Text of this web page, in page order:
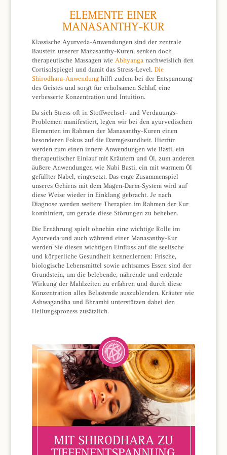
ELEMENTE EINER
MANASANTHY-KUR
Klassische Ayurveda-Anwendungen sind der zentrale
Baustein unserer Manasanthy-Kuren, senken doch
therapeutische Massagen wie Abhyanganachweislich den
Cortisolspiegel und damit das Stress-Level. Die
Shirodhara-Anwendunghilft zudem bei der Entspannung
des Geistes und sorgt für erholsamen Schlaf, eine
verbesserte Konzentration und Intuition.
Da sich Stress oft in Stoffwechsel- und Verdauungs-
Problemen manifestiert, legen wir bei den ayurvedischen
Elementen im Rahmen der Manasanthy-Kuren einen
besonderen Fokus auf die Darmgesundheit. Hierfür
werden zum einen innere Anwendungen wie Basti, ein
therapeutischer Einlauf mit Kräutern und Öl, zum anderen
äußere Anwendungen wie Nabi Basti, ein mit warmem Öl
gefüllter Nabel, eingesetzt. Das enge Zusammenspiel
unseres Gehirns mit dem Magen-Darm-System wird auf
diese Weise wieder in Einklang gebracht. Je nach
Diagnose werden weitere Therapien im Rahmen der Kur
kombiniert, um gerade diese Störungen zu beheben.
Die Ernährung spielt ohnehin eine wichtige Rolle im
Ayurveda und auch während einer Manasanthy-Kur
werden Sie diesen wichtigen Einfluss auf die seelische
und körperliche Gesundheit kennenlernen: Frische,
biologische Lebensmittel sowie achtsames Essen sind der
Grundstein, um die belebende, nährende und erdende
Wirkung der Mahlzeiten zu erfahren und durch diese
Konzentration alles Belastende auszublenden. Kräuter wie
Ashwagandha und Bhramhi unterstützen dabei den
Heilungsprozess zusätzlich.
MIT SHIRODHARA ZU